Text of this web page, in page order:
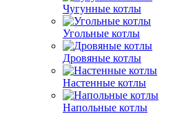
Чугунные котлы
Угольные котлы
Дровяные котлы
Настенные котлы
Напольные котлы